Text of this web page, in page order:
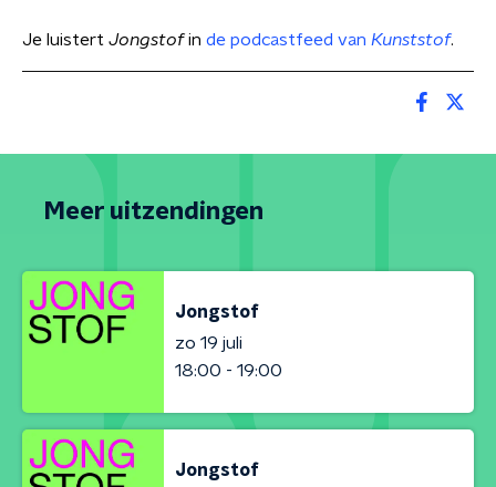
Je luistert Jongstofin de podcastfeed van Kunststof.
Meer uitzendingen
Jongstof
zo 19 juli
18:00 - 19:00
Jongstof